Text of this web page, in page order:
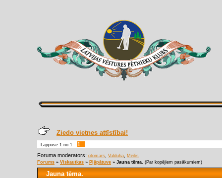
Ziedo vietnes attīstībai!
Lappuse 1 no 1
1
Foruma moderators: otomars Valduha
Meilis
Forums » Viskautkas » Pļāpātuve » Jauna tēma. (Par kopējiem pasākumiem)
Jauna tēma.